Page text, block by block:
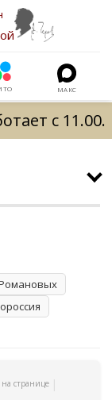
МАКС
с 11.00.
странице